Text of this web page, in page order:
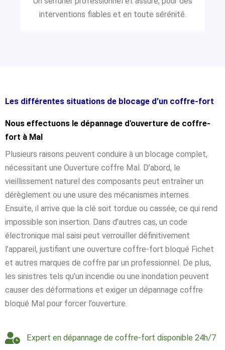
interventions fiables et en toute sérénité.
Les différentes situations de blocage d’un coffre-fort
Nous effectuons le dépannage d'ouverture de coffre-
fort à Mal
Plusieurs raisons peuvent conduire à un blocage complet,
nécessitant une Ouverture coffre Mal. D’abord, le
vieillissement naturel des composants peut entraîner un
dérèglement ou une usure des mécanismes internes.
Ensuite, il arrive que la clé soit tordue ou cassée, ce qui rend
impossible son insertion. Dans d’autres cas, un code
électronique mal saisi peut verrouiller définitivement
l’appareil, justifiant une ouverture coffre-fort bloqué Fichet
et autres marques de coffre par un professionnel. De plus,
les sinistres tels qu’un incendie ou une inondation peuvent
causer des déformations et exiger un dépannage coffre
bloqué Mal pour forcer l’ouverture.
Expert en dépannage de coffre-fort disponible 24h/7